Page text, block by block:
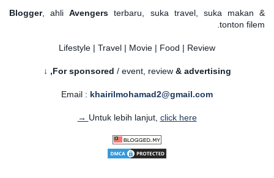
Blogger, ahliAvengers terbaru, suka travel, suka makan &
tonton filem.
Lifestyle | Travel | Movie | Food | Review
For sponsored / event, review & advertising,
↓
Email : khairilmohamad2@gmail.com
Untuk lebih lanjut, click here →